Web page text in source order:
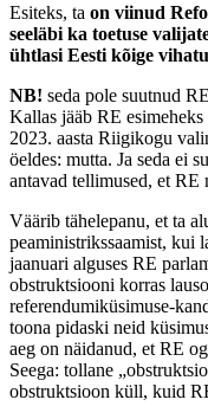
Esiteks, ta on viinud
seeläbi ka toetuse
ühtlasi Eesti kõige
NB! seda pole suutnud
Kallas jääb RE
2023. aasta Riigikogu
öeldes: mutta. Ja seda ei
antavad tellimused, et RE
Väärib tähelepanu, et ta
peaministrikssaamist, kui
jaanuari alguses RE
obstruktsiooni korras
referendumiküsimuse-
toona pidaski neid
aeg on näidanud, et RE
Seega: tollane
obstruktsioon küll, kuid